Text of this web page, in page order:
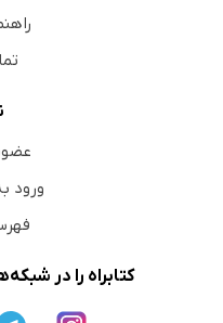
ورود
کتابراه را در